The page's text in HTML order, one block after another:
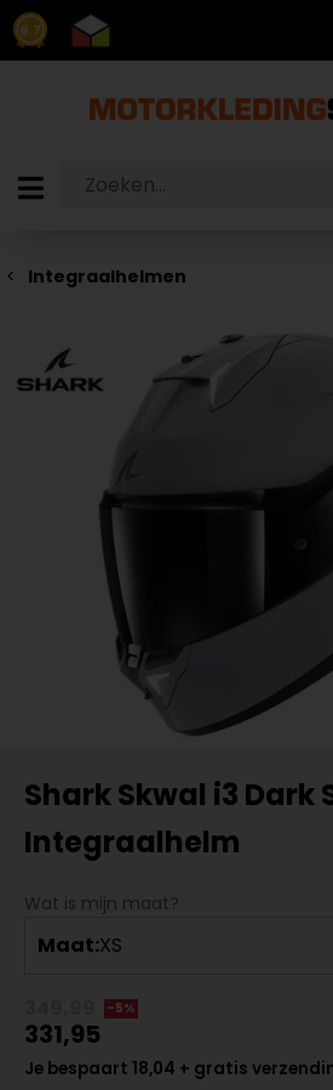
8.7
Integraalhelmen
Shark Skwal i3 Dark
Integraalhelm
Wat is mijn maat?
Maat:XS
-5%
331,95
Je bespaart 18,04 + gratis